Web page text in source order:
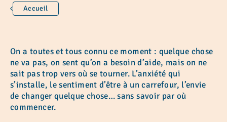
Accueil
On a toutes et tous connu ce moment : quelque chose
ne va pas, on sent qu’on a besoin d’aide, mais on ne
sait pas trop vers où se tourner. L’anxiété qui
s’installe, le sentiment d’être à un carrefour, l’envie
de changer quelque chose… sans savoir par où
commencer.